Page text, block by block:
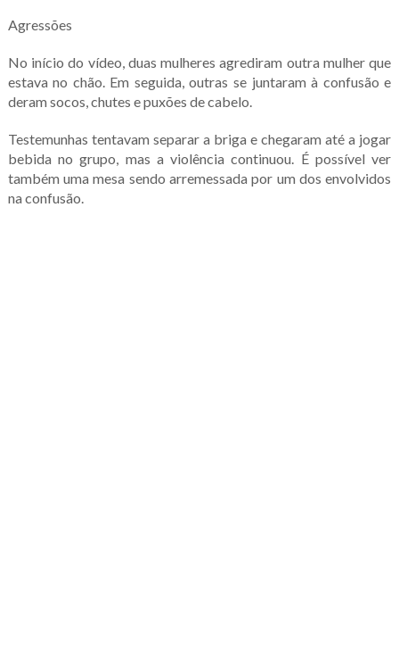
Agressões
No início do vídeo, duas mulheres agrediram outra mulher que
estava no chão. Em seguida, outras se juntaram à confusão e
deram socos, chutes e puxões de cabelo.
Testemunhas tentavam separar a briga e chegaram até a jogar
bebida no grupo, mas a violência continuou. É possível ver
também uma mesa sendo arremessada por um dos envolvidos
na confusão.